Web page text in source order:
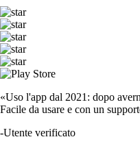
«Uso l'app dal 2021: dopo
Facile da usare e con un
-Utente verificato